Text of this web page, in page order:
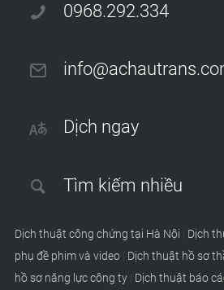
0968.292.334
Dịch ngay
Tìm kiếm nhiều
Dịch thuật công chứng tại Hà Nội Dịch
phụ đề phim và video| Dịch thuật hồ sơ
hồ sơ năng lực công ty| Dịch thuật báo